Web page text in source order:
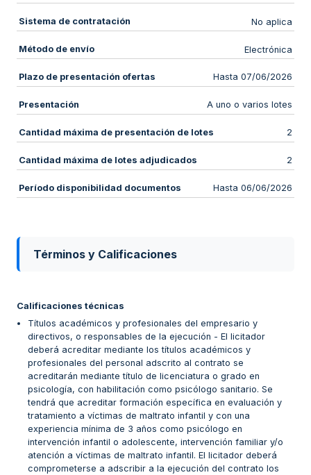
Sistema de contratación No aplica
Método de envío Electrónica
Plazo de presentación ofertas Hasta 07/06/2026
Presentación A uno o varios lotes
Cantidad máxima de presentación de lotes 2
Cantidad máxima de lotes adjudicados 2
Período disponibilidad documentos Hasta 06/06/2026
Términos y Calificaciones
Calificaciones técnicas
Títulos académicos y profesionales del empresario y
directivos, o responsables de la ejecución - El licitador
deberá acreditar mediante los títulos académicos y
profesionales del personal adscrito al contrato se
acreditarán mediante título de licenciatura o grado en
psicología, con habilitación como psicólogo sanitario. Se
tendrá que acreditar formación específica en evaluación y
tratamiento a víctimas de maltrato infantil y con una
experiencia mínima de 3 años como psicólogo en
intervención infantil o adolescente, intervención familiar y/o
atención a víctimas de maltrato infantil. El licitador deberá
comprometerse a adscribir a la ejecución del contrato los